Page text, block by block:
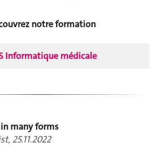
notre formation
Informatique médicale
many forms
25.11.2022